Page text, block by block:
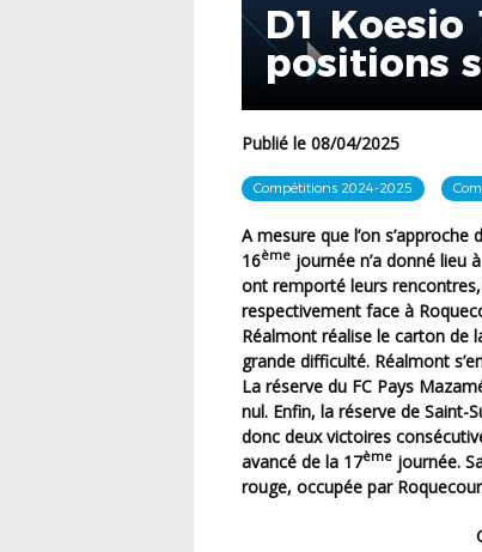
D1 Koesio
positions
Publié le 08/04/2025
Compétitions 2024-2025
A mesure que l’on s’approche du money time, les positions au classement se figent et cette
16ème journée n’a donné lieu
ont remporté leurs
respectivement face à
Réalmont réalise le carton de
grande difficulté. Réalmont
La réserve du FC Pays
nul. Enfin, la réserve de
donc deux victoires
avancé de la 17ème journée.
rouge, occupée par